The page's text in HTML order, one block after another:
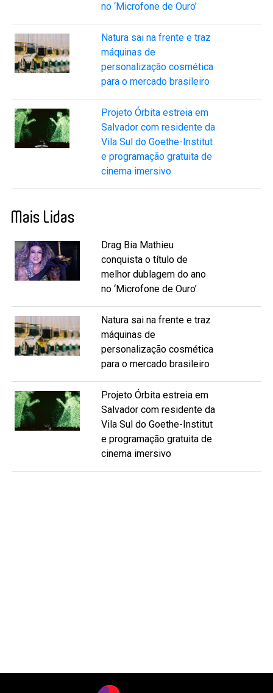
no ‘Microfone de Ouro’
Natura sai na frente e traz
máquinas de
personalização cosmética
para o mercado brasileiro
Projeto Órbita estreia em
Salvador com residente da
Vila Sul do Goethe-Institut
e programação gratuita de
cinema imersivo
Mais Lidas
Drag Bia Mathieu
conquista o título de
melhor dublagem do ano
no ‘Microfone de Ouro’
Natura sai na frente e traz
máquinas de
personalização cosmética
para o mercado brasileiro
Projeto Órbita estreia em
Salvador com residente da
Vila Sul do Goethe-Institut
e programação gratuita de
cinema imersivo